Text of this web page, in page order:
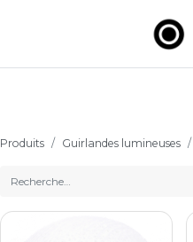
Produits Guirlandes lumineuses